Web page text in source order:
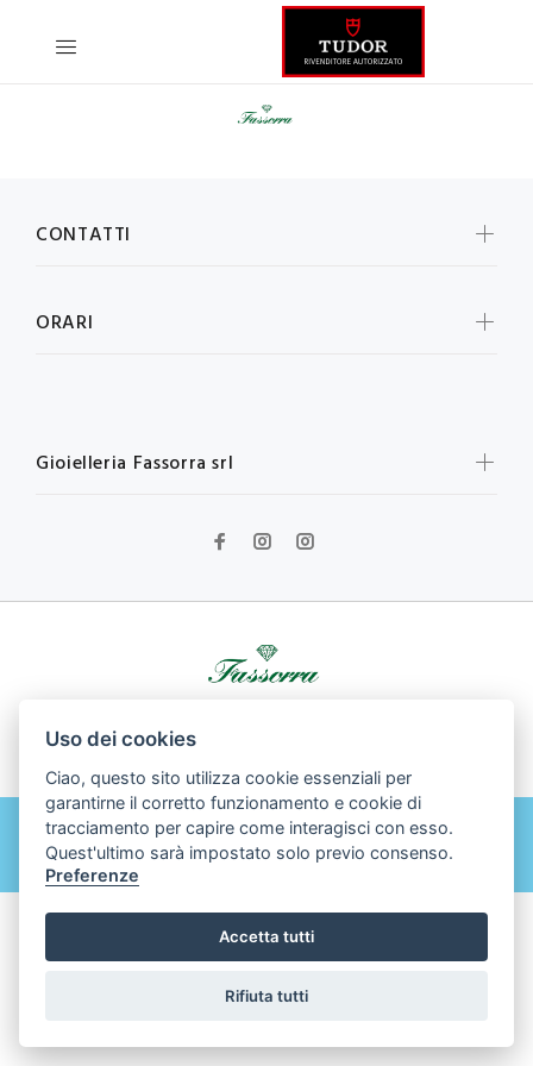
CONTATTI
ORARI
Gioielleria Fassorra srl
BACK TO TOP
Uso dei cookies
Ciao, questo sito utilizza cookie essenziali per
garantirne il corretto funzionamento e cookie di
tracciamento per capire come interagisci con esso.
Quest'ultimo sarà impostato solo previo consenso.
Preferenze
Accetta tutti
Rifiuta tutti